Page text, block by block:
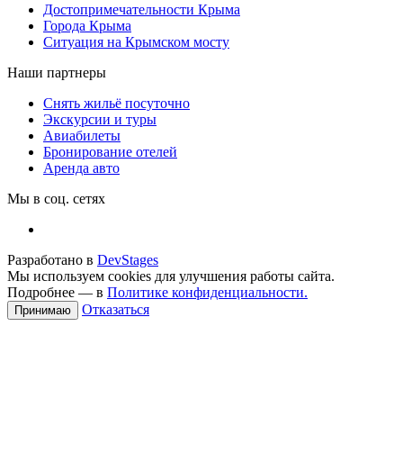
Достопримечательности Крыма
Города Крыма
Ситуация на Крымском мосту
Наши партнеры
Снять жильё посуточно
Экскурсии и туры
Авиабилеты
Бронирование отелей
Аренда авто
Мы в соц. сетях
Разработано в DevStages
Мы используем cookies для улучшения работы сайта.
Подробнее — в Политике конфиденциальности.
Принимаю Отказаться